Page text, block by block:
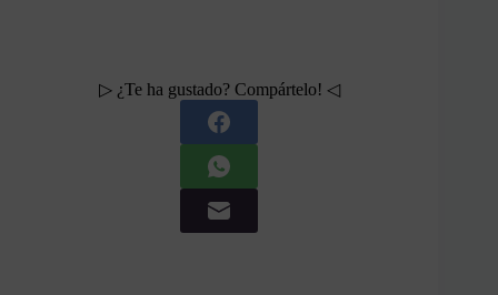
▷ ¿Te ha gustado? Compártelo! ◁